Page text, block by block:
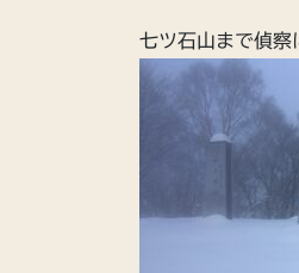
七ツ石山まで偵察